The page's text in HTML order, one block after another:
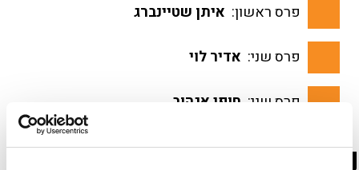
פרס ראשון: איתן שטיינברג
פרס שני: אדיר לוי
פרס שני: חופי אגהוב
טקס חלוקת הפרסים: